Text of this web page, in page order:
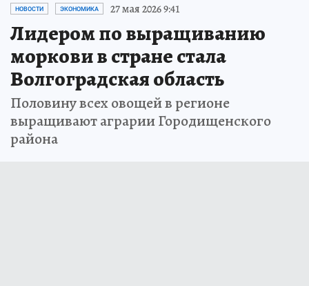
НОВОСТИ ЭКОНОМИКА 27 мая 2026 9:41
Лидером по выращиванию
моркови в стране стала
Волгоградская область
Половину всех овощей в регионе
выращивают аграрии Городищенского
района